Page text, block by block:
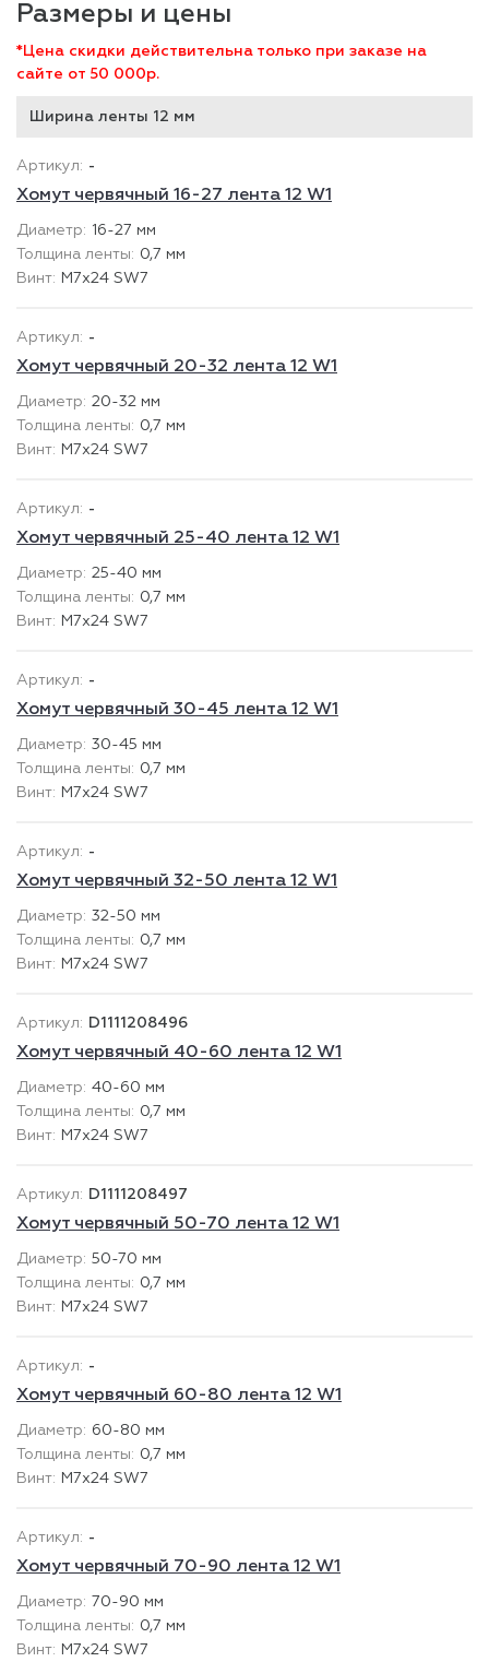
Размеры и цены
*Цена скидки действительна только при заказе на
сайте от 50 000р.
Ширина ленты 12 мм
-
Хомут червячный 16-27 лента 12 W1
16-27 мм
0,7 мм
М7х24 SW7
-
Хомут червячный 20-32 лента 12 W1
20-32 мм
0,7 мм
М7х24 SW7
-
Хомут червячный 25-40 лента 12 W1
25-40 мм
0,7 мм
М7х24 SW7
-
Хомут червячный 30-45 лента 12 W1
30-45 мм
0,7 мм
М7х24 SW7
-
Хомут червячный 32-50 лента 12 W1
32-50 мм
0,7 мм
М7х24 SW7
D1111208496
Хомут червячный 40-60 лента 12 W1
40-60 мм
0,7 мм
М7х24 SW7
D1111208497
Хомут червячный 50-70 лента 12 W1
50-70 мм
0,7 мм
М7х24 SW7
-
Хомут червячный 60-80 лента 12 W1
60-80 мм
0,7 мм
М7х24 SW7
-
Хомут червячный 70-90 лента 12 W1
70-90 мм
0,7 мм
М7х24 SW7